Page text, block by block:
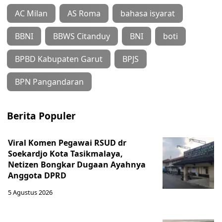
AC Milan AS Roma bahasa isyarat
BBNI BBWS Citanduy BNI boti
BPBD Kabupaten Garut BPJS
BPN Pangandaran
Berita Populer
Viral Komen Pegawai RSUD dr
Soekardjo Kota Tasikmalaya,
Netizen Bongkar Dugaan Ayahnya
Anggota DPRD
5 Agustus 2026